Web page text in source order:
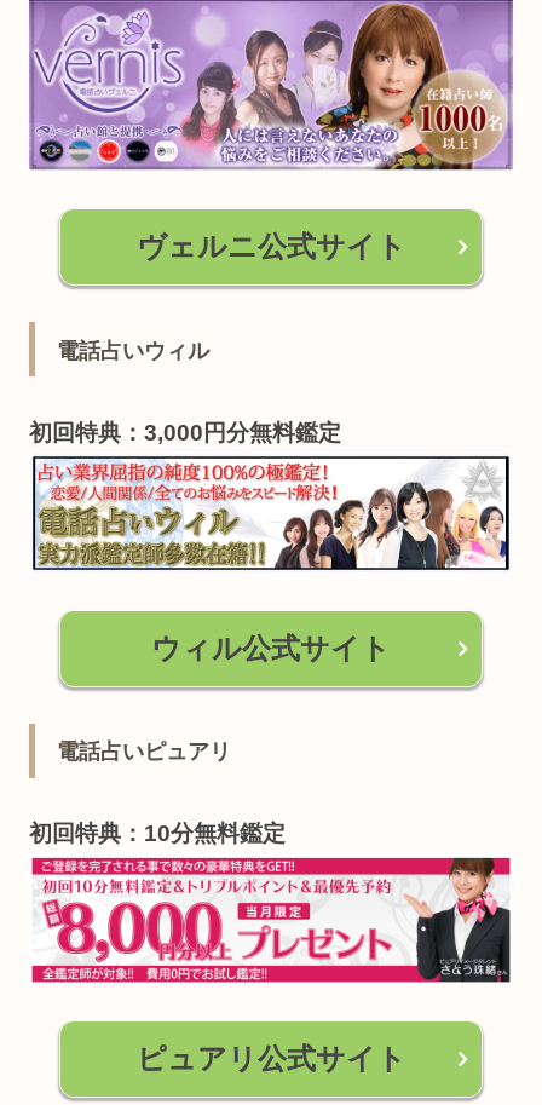
ヴェルニ公式サイト
電話占いウィル
初回特典：3,000円分無料鑑定
ウィル公式サイト
電話占いピュアリ
初回特典：10分無料鑑定
ピュアリ公式サイト